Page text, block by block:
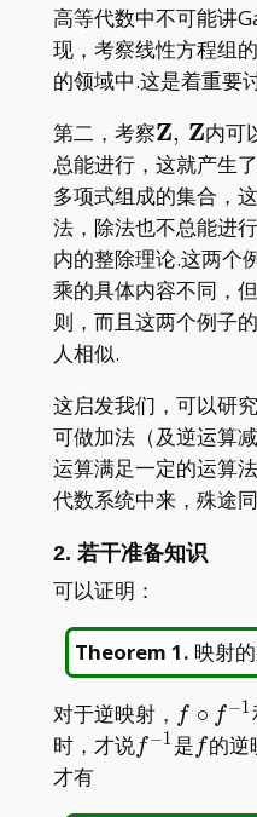
高等代数中不可能讲
现，考察线性方程组
的领域中.这是着重要
第二，考察Z, Z内可
总能进行，这就产生了
多项式组成的集合，
法，除法也不总能进
内的整除理论.这两个
乘的具体内容不同，
则，而且这两个例子
人相似.
这启发我们，可以研
可做加法（及逆运算
运算满足一定的运算
代数系统中来，殊途
2. 若干准备知识
可以证明：
Theorem 1. 映射
对于逆映射， f\circ
f^{-1}
f ∘ f−1
时，才说f^{-1}
f−1 是ff的逆
才有